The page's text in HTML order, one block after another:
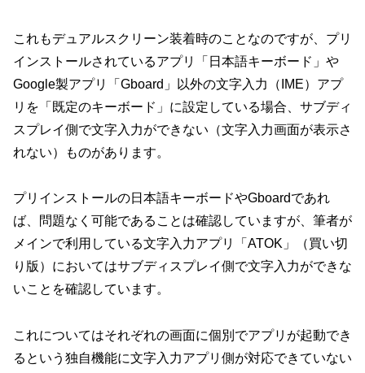
これもデュアルスクリーン装着時のことなのですが、プリ
インストールされているアプリ「日本語キーボード」や
Google製アプリ「Gboard」以外の文字入力（IME）アプ
リを「既定のキーボード」に設定している場合、サブディ
スプレイ側で文字入力ができない（文字入力画面が表示さ
れない）ものがあります。
プリインストールの日本語キーボードやGboardであれ
ば、問題なく可能であることは確認していますが、筆者が
メインで利用している文字入力アプリ「ATOK」（買い切
り版）においてはサブディスプレイ側で文字入力ができな
いことを確認しています。
これについてはそれぞれの画面に個別でアプリが起動でき
るという独自機能に文字入力アプリ側が対応できていない